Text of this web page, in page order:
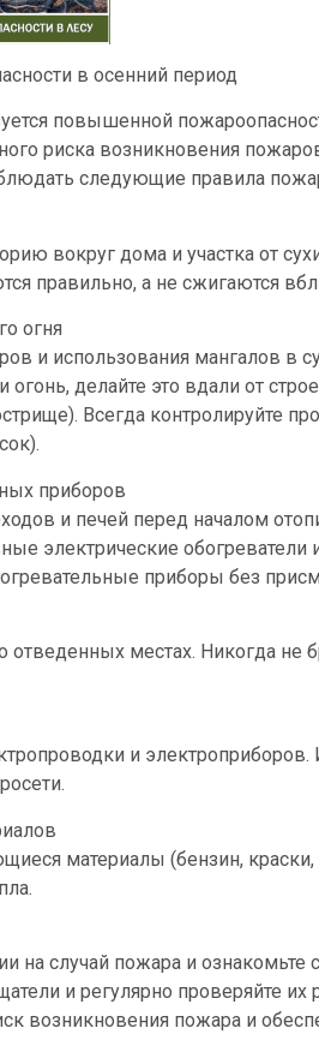
в осенний период
повышенной
риска возникновения
следующие правила
вокруг дома и участка от
правильно, а не сжигаются
огня
и использования мангалов в
делайте это вдали от
Всегда контролируйте
приборов
и печей перед началом
электрические обогреватели
приборы без
отведенных местах. Никогда не
и
материалы (бензин,
на случай пожара и
и регулярно проверяйте их
возникновения пожара и